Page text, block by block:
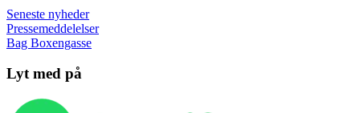
Seneste nyheder
Pressemeddelelser
Bag Boxengasse
Lyt med på